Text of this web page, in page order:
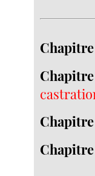
Chapitre
Chapitre
Chapitre